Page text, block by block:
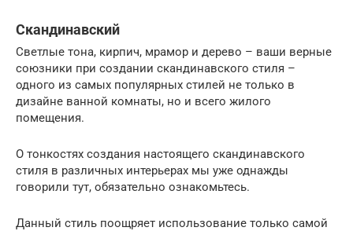
Скандинавский
Светлые тона, кирпич, мрамор и дерево – ваши верные
союзники при создании скандинавского стиля –
одного из самых популярных стилей не только в
дизайне ванной комнаты, но и всего жилого
помещения.
О тонкостях создания настоящего скандинавского
стиля в различных интерьерах мы уже однажды
говорили тут, обязательно ознакомьтесь.
Данный стиль поощряет использование только самой